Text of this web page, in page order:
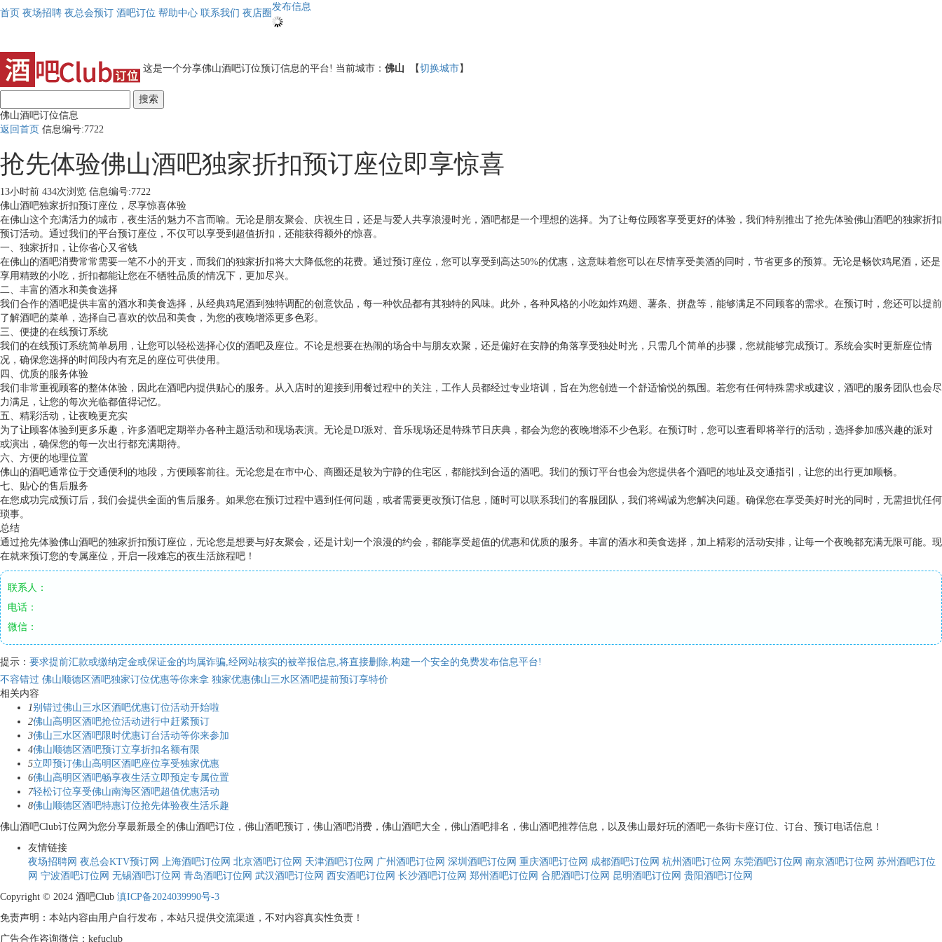
首页 夜场招聘 夜总会预订 酒吧订位 帮助中心 联系我们 夜店圈
发布信息
这是一个分享佛山酒吧订位预订信息的平台! 当前城市： 佛山 【切换城市】
搜索
佛山酒吧订位信息
返回首页 信息编号:7722
抢先体验佛山酒吧独家折扣预订座位即享惊喜
13小时前 434次浏览 信息编号:7722
佛山酒吧独家折扣预订座位，尽享惊喜体验
在佛山这个充满活力的城市，夜生活的魅力不言而喻。无论是朋友聚会、庆祝生日，还是与爱人共享浪漫时光，酒吧都是一个理想的选择。为了让每位顾客享受更好的体验，我们特别推出了抢先体验佛山酒吧的独家折扣
预订活动。通过我们的平台预订座位，不仅可以享受到超值折扣，还能获得额外的惊喜。
一、独家折扣，让你省心又省钱
在佛山的酒吧消费常常需要一笔不小的开支，而我们的独家折扣将大大降低您的花费。通过预订座位，您可以享受到高达50%的优惠，这意味着您可以在尽情享受美酒的同时，节省更多的预算。无论是畅饮鸡尾酒，还是
享用精致的小吃，折扣都能让您在不牺牲品质的情况下，更加尽兴。
二、丰富的酒水和美食选择
我们合作的酒吧提供丰富的酒水和美食选择，从经典鸡尾酒到独特调配的创意饮品，每一种饮品都有其独特的风味。此外，各种风格的小吃如炸鸡翅、薯条、拼盘等，能够满足不同顾客的需求。在预订时，您还可以提前
了解酒吧的菜单，选择自己喜欢的饮品和美食，为您的夜晚增添更多色彩。
三、便捷的在线预订系统
我们的在线预订系统简单易用，让您可以轻松选择心仪的酒吧及座位。不论是想要在热闹的场合中与朋友欢聚，还是偏好在安静的角落享受独处时光，只需几个简单的步骤，您就能够完成预订。系统会实时更新座位情
况，确保您选择的时间段内有充足的座位可供使用。
四、优质的服务体验
我们非常重视顾客的整体体验，因此在酒吧内提供贴心的服务。从入店时的迎接到用餐过程中的关注，工作人员都经过专业培训，旨在为您创造一个舒适愉悦的氛围。若您有任何特殊需求或建议，酒吧的服务团队也会尽
力满足，让您的每次光临都值得记忆。
五、精彩活动，让夜晚更充实
为了让顾客体验到更多乐趣，许多酒吧定期举办各种主题活动和现场表演。无论是DJ派对、音乐现场还是特殊节日庆典，都会为您的夜晚增添不少色彩。在预订时，您可以查看即将举行的活动，选择参加感兴趣的派对
或演出，确保您的每一次出行都充满期待。
六、方便的地理位置
佛山的酒吧通常位于交通便利的地段，方便顾客前往。无论您是在市中心、商圈还是较为宁静的住宅区，都能找到合适的酒吧。我们的预订平台也会为您提供各个酒吧的地址及交通指引，让您的出行更加顺畅。
七、贴心的售后服务
在您成功完成预订后，我们会提供全面的售后服务。如果您在预订过程中遇到任何问题，或者需要更改预订信息，随时可以联系我们的客服团队，我们将竭诚为您解决问题。确保您在享受美好时光的同时，无需担忧任何
琐事。
总结
通过抢先体验佛山酒吧的独家折扣预订座位，无论您是想要与好友聚会，还是计划一个浪漫的约会，都能享受超值的优惠和优质的服务。丰富的酒水和美食选择，加上精彩的活动安排，让每一个夜晚都充满无限可能。现
在就来预订您的专属座位，开启一段难忘的夜生活旅程吧！
联系人：
电话：
微信：
提示： 要求提前汇款或缴纳定金或保证金的均属诈骗,经网站核实的被举报信息,将直接删除,构建一个安全的免费发布信息平台!
不容错过 佛山顺德区酒吧独家订位优惠等你来拿 独家优惠佛山三水区酒吧提前预订享特价
相关内容
1别错过佛山三水区酒吧优惠订位活动开始啦
2佛山高明区酒吧抢位活动进行中赶紧预订
3佛山三水区酒吧限时优惠订台活动等你来参加
4佛山顺德区酒吧预订立享折扣名额有限
5立即预订佛山高明区酒吧座位享受独家优惠
6佛山高明区酒吧畅享夜生活立即预定专属位置
7轻松订位享受佛山南海区酒吧超值优惠活动
8佛山顺德区酒吧特惠订位抢先体验夜生活乐趣
佛山酒吧Club订位网为您分享最新最全的佛山酒吧订位，佛山酒吧预订，佛山酒吧消费，佛山酒吧大全，佛山酒吧排名，佛山酒吧推荐信息，以及佛山最好玩的酒吧一条街卡座订位、订台、预订电话信息！
友情链接
夜场招聘网 夜总会KTV预订网 上海酒吧订位网 北京酒吧订位网 天津酒吧订位网 广州酒吧订位网 深圳酒吧订位网 重庆酒吧订位网 成都酒吧订位网 杭州酒吧订位网 东莞酒吧订位网 南京酒吧订位网 苏州酒吧订位
网 宁波酒吧订位网 无锡酒吧订位网 青岛酒吧订位网 武汉酒吧订位网 西安酒吧订位网 长沙酒吧订位网 郑州酒吧订位网 合肥酒吧订位网 昆明酒吧订位网 贵阳酒吧订位网
Copyright © 2024 酒吧Club 滇ICP备2024039990号-3
免责声明：本站内容由用户自行发布，本站只提供交流渠道，不对内容真实性负责！
广告合作咨询微信：kefuclub